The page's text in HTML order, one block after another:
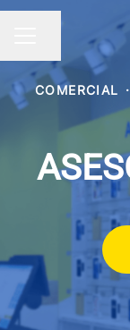
Menú de empleo
Compartir
COMERCIAL ·